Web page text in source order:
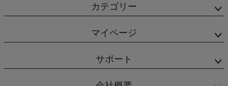
カテゴリー
マイページ
サポート